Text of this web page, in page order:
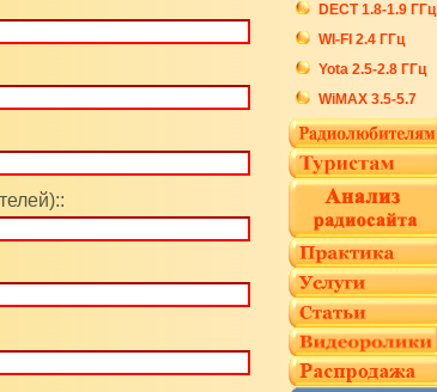
DECT 1.8-1.9 ГГц
WI-FI 2.4 ГГц
Yota 2.5-2.8 ГГц
WiMAX 3.5-5.7